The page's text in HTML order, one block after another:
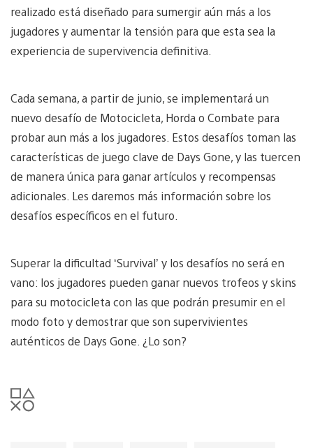
realizado está diseñado para sumergir aún más a los
jugadores y aumentar la tensión para que esta sea la
experiencia de supervivencia definitiva.
Cada semana, a partir de junio, se implementará un
nuevo desafío de Motocicleta, Horda o Combate para
probar aun más a los jugadores. Estos desafíos toman las
características de juego clave de Days Gone, y las tuercen
de manera única para ganar artículos y recompensas
adicionales. Les daremos más información sobre los
desafíos específicos en el futuro.
Superar la dificultad ‘Survival’ y los desafíos no será en
vano: los jugadores pueden ganar nuevos trofeos y skins
para su motocicleta con las que podrán presumir en el
modo foto y demostrar que son supervivientes
auténticos de Days Gone. ¿Lo son?